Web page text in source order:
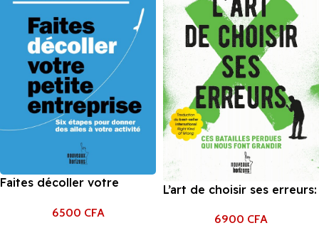
Faites décoller votre
étapes pour donner des
6500 CFA
L’art de choisir ses erreurs:
nous font grandir de Amy
6900 CFA